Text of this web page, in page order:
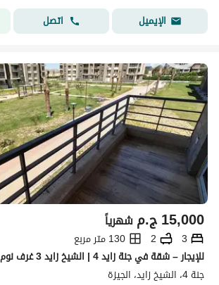
الإيميل
اتصل
ج.م15,000 شهرياً
3
2
130 متر مربع
للإيجار – شقة في جنة زايد 4 | الشيخ زايد 3 غرف نوم 2 حمام
جنة 4، الشيخ زايد، الجيزة